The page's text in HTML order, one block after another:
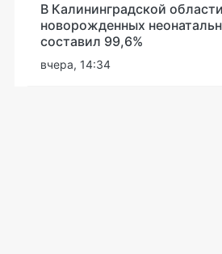
В Калининградской
новорожденных
составил 99,6%
вчера, 14:34